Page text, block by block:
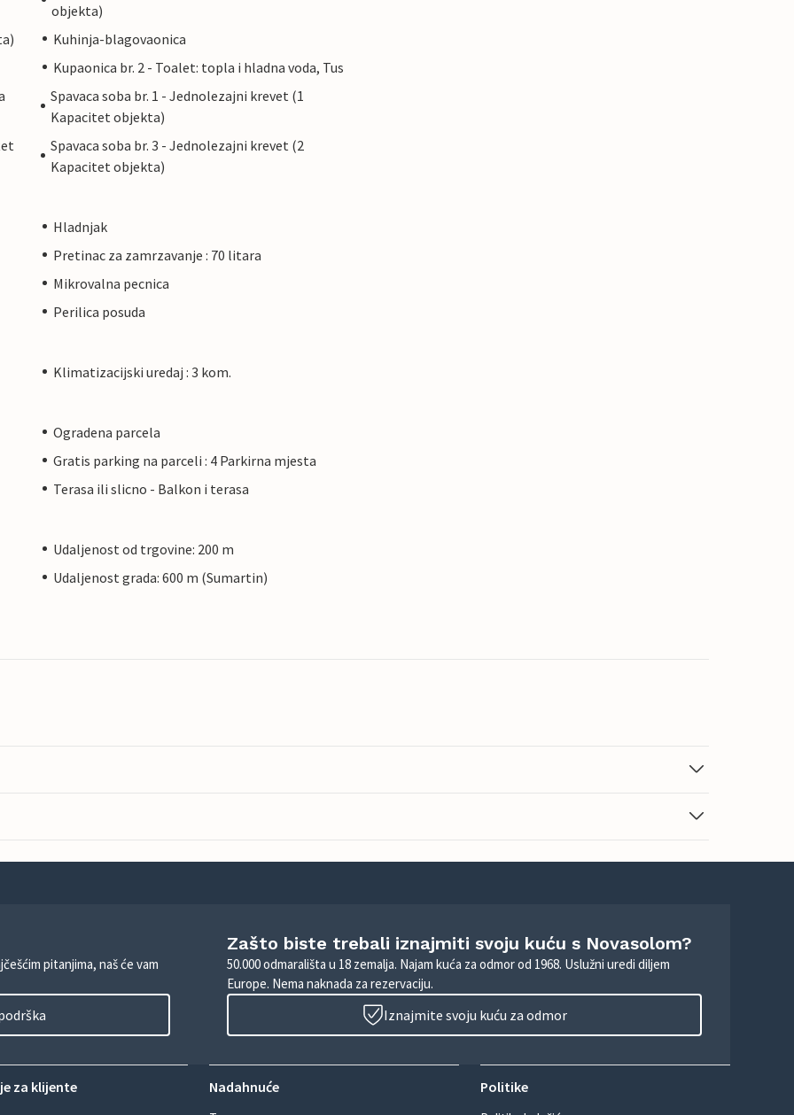
objekta)
Kuhinja-blagovaonica
Kupaonica br. 2 - Toalet: topla i hladna voda, Tus
Spavaca soba br. 1 - Jednolezajni krevet (1
Kapacitet objekta)
Spavaca soba br. 3 - Jednolezajni krevet (2
Kapacitet objekta)
Hladnjak
Pretinac za zamrzavanje : 70 litara
Mikrovalna pecnica
Perilica posuda
Klimatizacijski uredaj : 3 kom.
Ogradena parcela
Gratis parking na parceli : 4 Parkirna mjesta
Terasa ili slicno - Balkon i terasa
Udaljenost od trgovine: 200 m
Udaljenost grada: 600 m (Sumartin)
pitanjima, naš će vam
Zašto biste trebali iznajmiti svoju kuću s Novasolom?
50.000 odmarališta u 18 zemalja. Najam kuća za odmor od 1968. Uslužni uredi diljem
Europe. Nema naknada za rezervaciju.
Iznajmite svoju kuću za odmor
za klijente Nadahnuće Politike